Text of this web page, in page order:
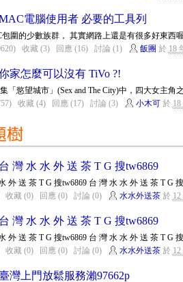
電腦使用者 必要的工具列
包圍的少數族群， 其實網路上還是有很多好東西
收藏 (3) 回應 (16) 討論 (1) 飯團 於 18
家怎麼可以沒有 TiVo ?!
「慾望城市」(Sex and The City)中，四大女主角
收藏 (4) 回應 (17) 討論 (3) 小木可於
台 灣 水 水 外 送 茶 T G 搜tw6869
外 送 茶 T G 搜tw6869 台 灣 水 水 外 送 茶 T G
收藏 (0) 回應 (0) 討論 (0) 水水外送茶於
台 灣 水 水 外 送 茶 T G 搜tw6869
外 送 茶 T G 搜tw6869 台 灣 水 水 外 送 茶 T G
收藏 (0) 回應 (0) 討論 (0) 水水外送茶於
灣上門放鬆服務瀨97662p